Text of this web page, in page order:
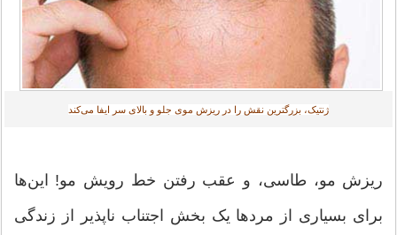
ژنتیک، بزرگترین نقش را در ریزش موی جلو و بالای سر ایفا می‌کند
ریزش مو، طاسی، و عقب رفتن خط رویش مو! این‌ها
برای بسیاری از مردها یک بخش اجتناب ناپذیر از زندگی